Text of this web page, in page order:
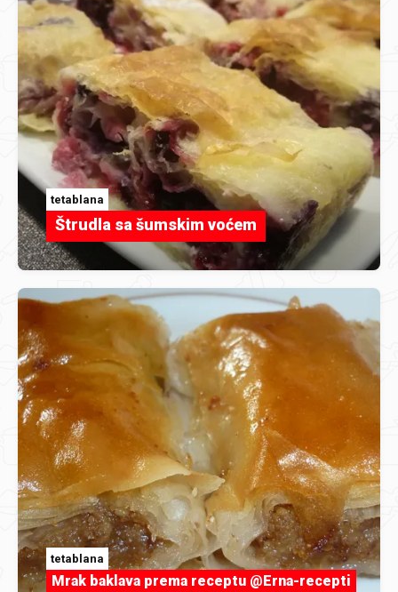
tetablana
Štrudla sa šumskim voćem
tetablana
Mrak baklava prema receptu @Erna-recepti